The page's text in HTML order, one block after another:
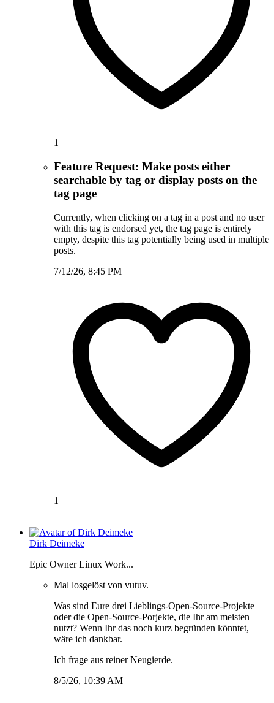
1
Feature Request: Make posts either
searchable by tag or display posts on the
tag page
Currently, when clicking on a tag in a post and no user
with this tag is endorsed yet, the tag page is entirely
empty, despite this tag potentially being used in multiple
posts.
7/12/26, 8:45 PM
1
Dirk Deimeke
Epic Owner Linux Work...
Mal losgelöst von vutuv.
Was sind Eure drei Lieblings-Open-Source-Projekte
oder die Open-Source-Porjekte, die Ihr am meisten
nutzt? Wenn Ihr das noch kurz begründen könntet,
wäre ich dankbar.
Ich frage aus reiner Neugierde.
8/5/26, 10:39 AM